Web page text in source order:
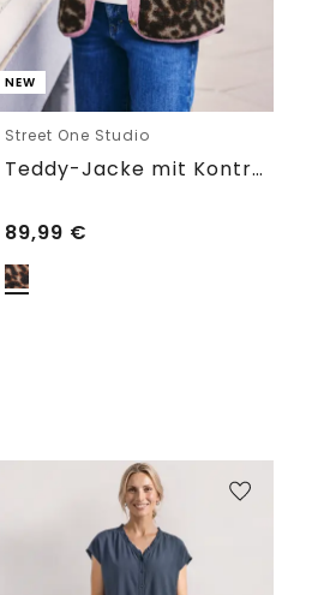
NEW
Street One Studio
Teddy-Jacke mit Kontrastdetail
89,99 €